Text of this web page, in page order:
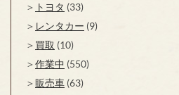
トヨタ (33)
レンタカー (9)
買取 (10)
作業中 (550)
販売車 (63)